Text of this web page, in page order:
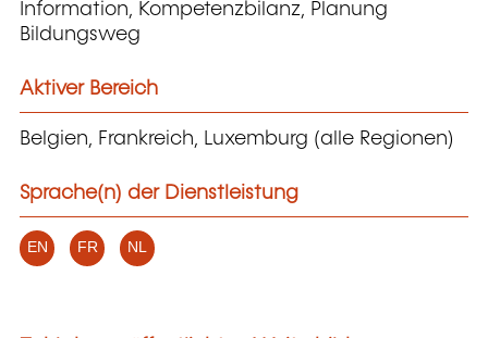
Information, Kompetenzbilanz, Planung
Bildungsweg
Aktiver Bereich
Belgien, Frankreich, Luxemburg (alle Regionen)
Sprache(n) der Dienstleistung
EN FR NL